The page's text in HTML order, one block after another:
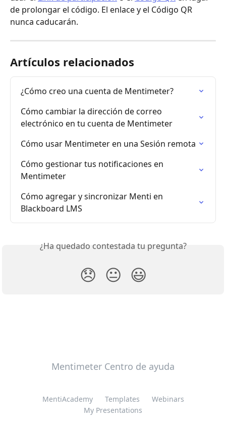
de prolongar el código. El enlace y el Código QR
nunca caducarán.
Artículos relacionados
¿Cómo creo una cuenta de Mentimeter?
Cómo cambiar la dirección de correo
electrónico en tu cuenta de Mentimeter
Cómo usar Mentimeter en una Sesión remota
Cómo gestionar tus notificaciones en
Mentimeter
Cómo agregar y sincronizar Menti en
Blackboard LMS
¿Ha quedado contestada tu pregunta?
😞 😐 😃
Mentimeter Centro de ayuda
MentiAcademy Templates
Webinars
My Presentations